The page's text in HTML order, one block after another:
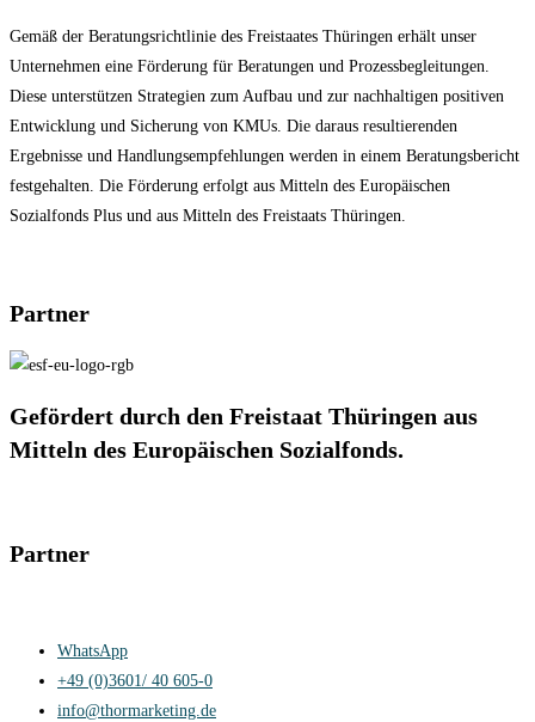
Gemäß der Beratungsrichtlinie des Freistaates Thüringen erhält unser
Unternehmen eine Förderung für Beratungen und Prozessbegleitungen.
Diese unterstützen Strategien zum Aufbau und zur nachhaltigen positiven
Entwicklung und Sicherung von KMUs. Die daraus resultierenden
Ergebnisse und Handlungsempfehlungen werden in einem Beratungsbericht
festgehalten. Die Förderung erfolgt aus Mitteln des Europäischen
Sozialfonds Plus und aus Mitteln des Freistaats Thüringen.
Partner
Gefördert durch den Freistaat Thüringen aus
Mitteln des Europäischen Sozialfonds.
Partner
WhatsApp
+49 (0)3601/ 40 605-0
info@thormarketing.de